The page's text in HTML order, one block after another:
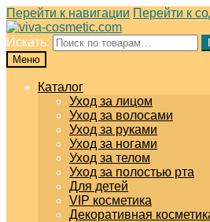
Перейти к навигации Перейти к
Искать:
Меню
Каталог
Уход за лицом
Уход за волосами
Уход за руками
Уход за ногами
Уход за телом
Уход за полостью рта
Для детей
VIP косметика
Декоративная